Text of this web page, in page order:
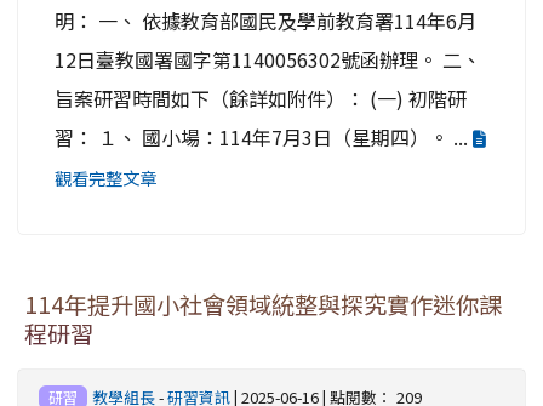
明： 一、 依據教育部國民及學前教育署114年6月
12日臺教國署國字第1140056302號函辦理。 二、
旨案研習時間如下（餘詳如附件）： (一) 初階研
習： １、 國小場：114年7月3日（星期四）。 ...
觀看完整文章
114年提升國小社會領域統整與探究實作迷你課
程研習
研習 教學組長-研習資訊| 2025-06-16 | 點閱數： 209